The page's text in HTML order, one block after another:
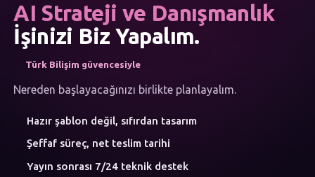
Sosyal Medya Yönetimi
Google Ads & Performans Pazarlaması
E-Ticaret
Yapay Zeka
Atölye
KATEGORILERI
Web Yazılım
AI Strateji ve Danışmanlık
İşinizi Biz Yapalım.
Türk Bilişim güvencesiyle
Nereden başlayacağınızı birlikte planlayalım.
Hazır şablon değil, sıfırdan tasarım
Şeffaf süreç, net teslim tarihi
Yayın sonrası 7/24 teknik destek